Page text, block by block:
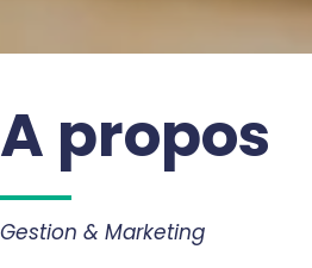
A propos
Gestion & Marketing